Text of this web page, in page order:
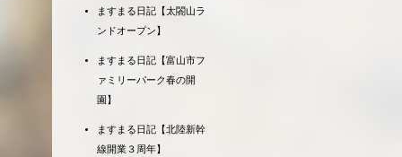
ますまる日記【太閤山ラ
ンドオープン】
ますまる日記【富山市フ
ァミリーパーク春の開
園】
ますまる日記【北陸新幹
線開業３周年】